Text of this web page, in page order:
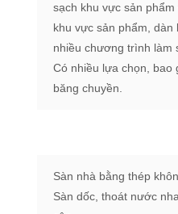
sạch khu vực sản
khu vực sản phẩm, dàn
nhiều chương trình làm
Có nhiều lựa chọn, bao
băng chuyền.
Sàn nhà bằng thép
Sàn dốc, thoát nước